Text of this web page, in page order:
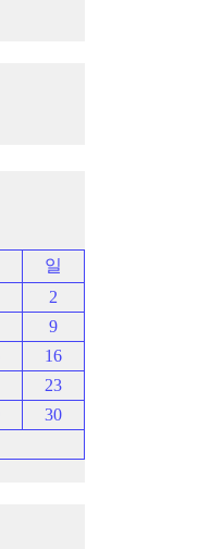
일
2
9
16
23
30